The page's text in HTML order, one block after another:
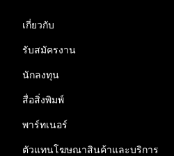
เกี่ยวกับ
รับสมัครงาน
นักลงทุน
สื่อสิ่งพิมพ์
พาร์ทเนอร์
ตัวแทนโฆษณาสินค้าและบริการ